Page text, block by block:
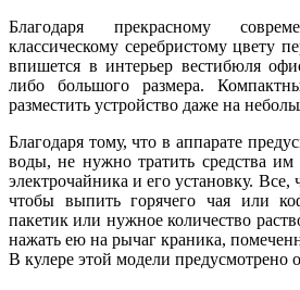
Благодаря прекрасному
классическому серебристому цвету
впишется в интерьер вестибюля
либо большого размера.
разместить устройство даже на
Благодаря тому, что в аппарате
воды, не нужно тратить средства им
электрочайника и его установку. Все,
чтобы выпить горячего чая или
пакетик или нужное количество
нажать ею на рычаг краника,
В кулере этой модели предусмотрено